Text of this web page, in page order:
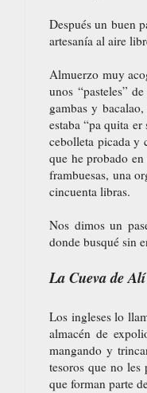
Después un buen
artesanía al aire
Almuerzo muy
unos “pasteles”
gambas y
estaba “pa quita
cebolleta picada y
que he probado
frambuesas, una
cincuenta libras.
Nos dimos un
donde busqué sin
La Cueva de
Los ingleses lo
almacén de
mangando y
tesoros que no les
que forman parte